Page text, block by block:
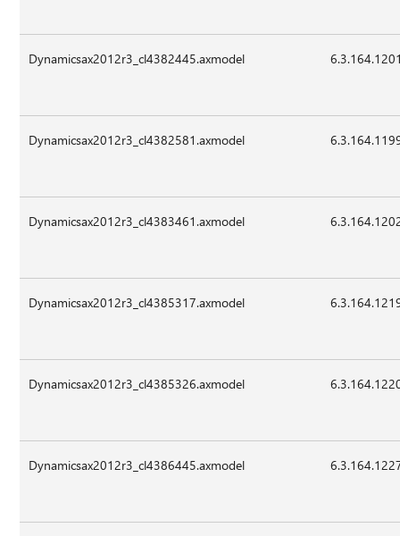
Dynamicsax2012r3_cl4382445.axmodel
Dynamicsax2012r3_cl4382581.axmodel
Dynamicsax2012r3_cl4383461.axmodel
Dynamicsax2012r3_cl4385317.axmodel
Dynamicsax2012r3_cl4385326.axmodel
Dynamicsax2012r3_cl4386445.axmodel